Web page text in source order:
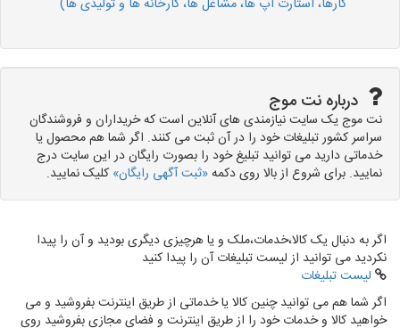
کارها، استارت آپ ها، مشاغل ها، کارخانه ها و تولیدی ها)
درباره نت موج
نت موج یک سایت نیازمندی های آنلاین است که خریداران و فروشندگان
سراسر کشور تبلیغات خود را در آن ثبت می کنند. اگر شما هم محصول یا
خدماتی دارید می توانید تبلیغ خود را بصورت رایگان در این سایت درج
نمایید. برای شروع از بالا روی دکمه«ثبت آگهی رایگان» کلیک نمایید.
اگر به دنبال یک کالا،خدمات،ملک و یا هرچیزی دیگری بودید و آن را پیدا
نکردید می توانید از لیست تبلیغات آن را پیدا کنید
لیست تبلیغات
اگر شما هم می توانید چنین کالا یا خدماتی از طریق اینترنت بفروشید و می
خواهید کالا و خدمات خود را از طریق اینترنت و فضای مجازی بفروشید روی